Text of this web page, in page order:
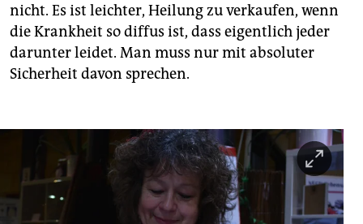
nicht. Es ist leichter, Heilung zu verkaufen, wenn
die Krankheit so diffus ist, dass eigentlich jeder
darunter leidet. Man muss nur mit absoluter
Sicherheit davon sprechen.